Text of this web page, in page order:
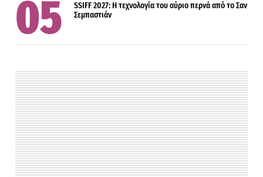
SSIFF 2027: Η τεχνολογία του αύριο περνά από το Σαν
Σεμπαστιάν